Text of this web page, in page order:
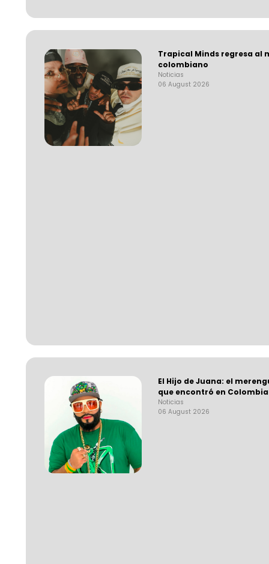
Trapical Minds regresa al
colombiano
Noticias
06 August 2026
El Hijo de Juana: el
que encontró en
Noticias
06 August 2026